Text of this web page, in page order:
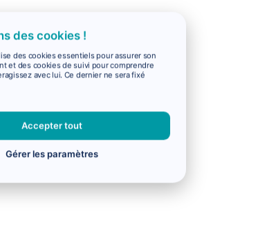
des cookies !
des cookies essentiels pour assurer son
et des cookies de suivi pour comprendre
avec lui. Ce dernier ne sera fixé
Accepter tout
Gérer les paramètres